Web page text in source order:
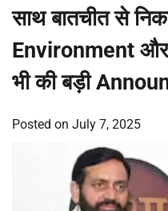
साथ बातचीत से
Environment
भी की बड़ी
Posted on July 7, 2025